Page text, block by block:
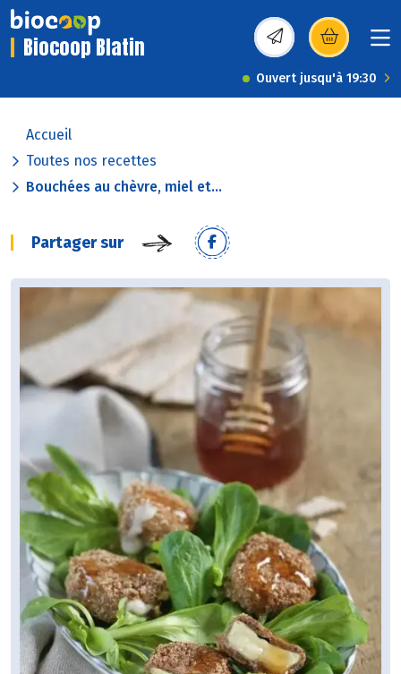
Biocoop Blatin (s’ouvre dans une
Ouvert jusqu'à 19:30
Accueil
Toutes nos recettes
Bouchées au chèvre, miel et...
Partager sur